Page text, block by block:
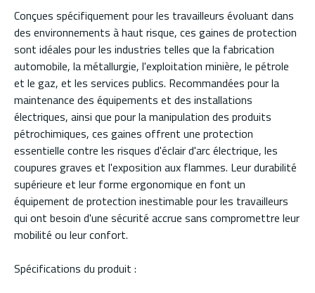
Conçues spécifiquement pour les travailleurs évoluant dans
des environnements à haut risque, ces gaines de protection
sont idéales pour les industries telles que la fabrication
automobile, la métallurgie, l'exploitation minière, le pétrole
et le gaz, et les services publics. Recommandées pour la
maintenance des équipements et des installations
électriques, ainsi que pour la manipulation des produits
pétrochimiques, ces gaines offrent une protection
essentielle contre les risques d'éclair d'arc électrique, les
coupures graves et l'exposition aux flammes. Leur durabilité
supérieure et leur forme ergonomique en font un
équipement de protection inestimable pour les travailleurs
qui ont besoin d'une sécurité accrue sans compromettre leur
mobilité ou leur confort.
Spécifications du produit :